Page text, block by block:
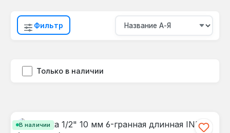
Фильтр
Только в наличии
В наличии